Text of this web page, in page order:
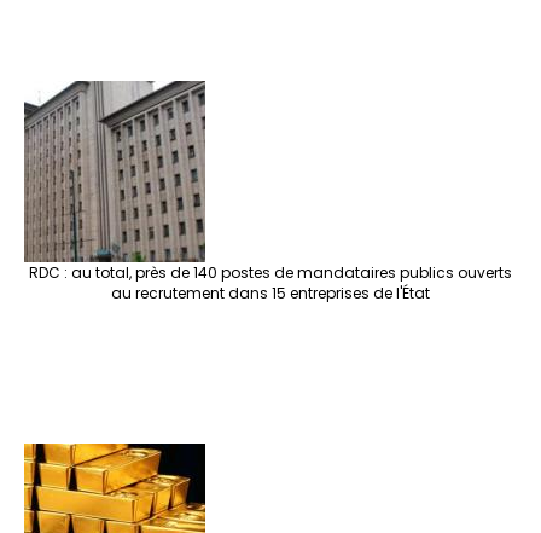
RDC : au total, près de 140 postes de mandataires publics ouverts
au recrutement dans 15 entreprises de l'État